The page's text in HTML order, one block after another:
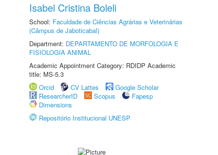
Isabel Cristina Boleli
School: Faculdade de Ciências Agrárias e Veterinárias
(Câmpus de Jaboticabal)
Department: DEPARTAMENTO DE MORFOLOGIA E
FISIOLOGIA ANIMAL
Academic Appointment Category: RDIDP Academic
title: MS-5.3
Orcid
CV Lattes
Google Scholar
ResearcherID
Scopus
Fapesp
Dimensions
Repositório Institucional UNESP